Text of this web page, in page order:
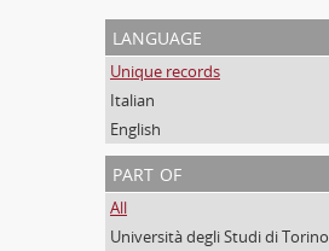
language
Unique records
Italian
English
part of
All
Università degli Studi di Torino